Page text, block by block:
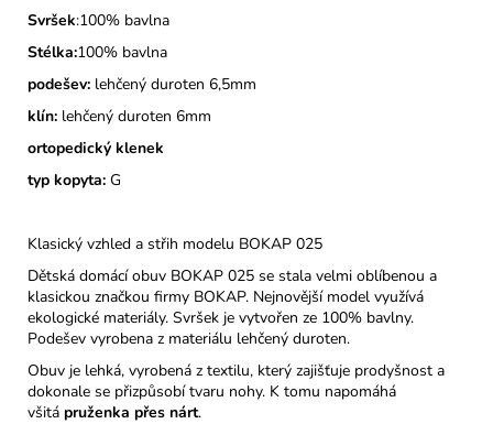
Svršek:100% bavlna
Stélka:100% bavlna
podešev: lehčený duroten 6,5mm
klín: lehčený duroten 6mm
ortopedický klenek
typ kopyta: G
Klasický vzhled a střih modelu BOKAP 025
Dětská domácí obuv BOKAP 025 se stala velmi oblíbenou a
klasickou značkou firmy BOKAP. Nejnovější model využívá
ekologické materiály. Svršek je vytvořen ze 100% bavlny.
Podešev vyrobena z materiálu lehčený duroten.
Obuv je lehká, vyrobená z textilu, který zajišťuje prodyšnost a
dokonale se přizpůsobí tvaru nohy. K tomu napomáhá
všitá pruženka přes nárt.